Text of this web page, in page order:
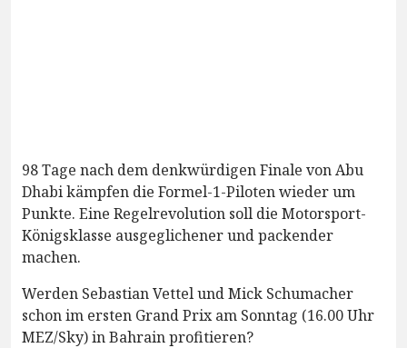
98 Tage nach dem denkwürdigen Finale von Abu
Dhabi kämpfen die Formel-1-Piloten wieder um
Punkte. Eine Regelrevolution soll die Motorsport-
Königsklasse ausgeglichener und packender
machen.
Werden Sebastian Vettel und Mick Schumacher
schon im ersten Grand Prix am Sonntag (16.00 Uhr
MEZ/Sky) in Bahrain profitieren?